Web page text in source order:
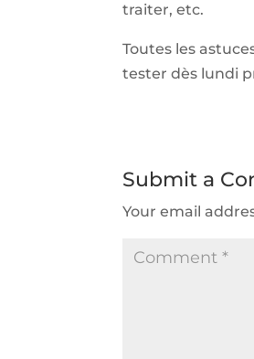
traiter, etc.
Toutes les
tester dès lundi
Submit a
Your email